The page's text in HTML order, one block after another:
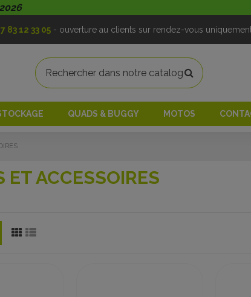
83 12 33 05- ouverture au clients sur rendez-vous
QUADS & BUGGY MOTOS
ET ACCESSOIRES